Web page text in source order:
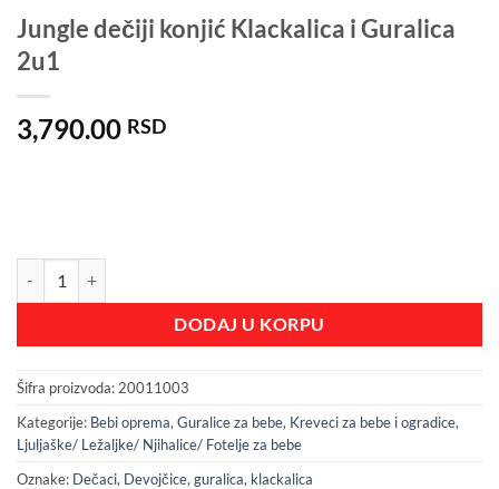
Jungle dečiji konjić Klackalica i Guralica
2u1
3,790.00 RSD
DODAJ U KORPU
Šifra proizvoda: 20011003
Kategorije: Bebi oprema, Guralice za bebe, Kreveci za bebe i ogradice,
Ljuljaške/ Ležaljke/ Njihalice/ Fotelje za bebe
Oznake: Dečaci, Devojčice, guralica, klackalica